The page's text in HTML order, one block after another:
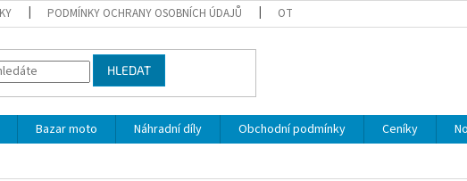
PODMÍNKY OCHRANY OSOBNÍCH ÚDAJŮ OTEVÍRACÍ DOBA
HLEDAT
Bazar moto Náhradní díly Obchodní podmínky Ceníky